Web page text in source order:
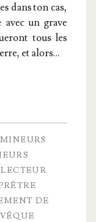
dans ton cas,
avec un grave
tous les
et alors…
LECTEUR
DE